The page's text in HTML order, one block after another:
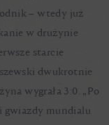
– wtedy już
w drużynie
starcie
dwukrotnie
wygrała 3:0. „Po
gwiazdy mundialu